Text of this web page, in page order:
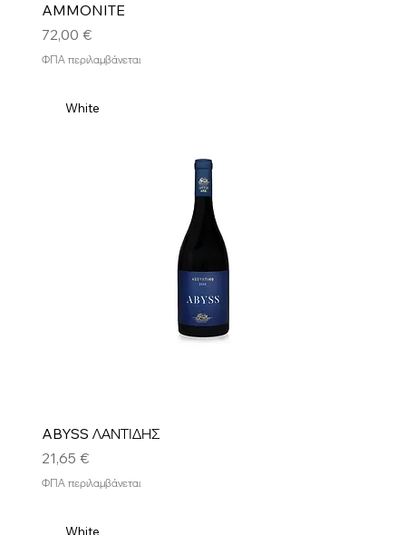
AMMONITE
Τιμή
72,00 €
ΦΠΑ περιλαμβάνεται
White
ABYSS ΛΑΝΤΙΔΗΣ
Τιμή
21,65 €
ΦΠΑ περιλαμβάνεται